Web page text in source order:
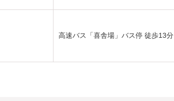
高速バス「喜舎場」バス停 徒歩13分